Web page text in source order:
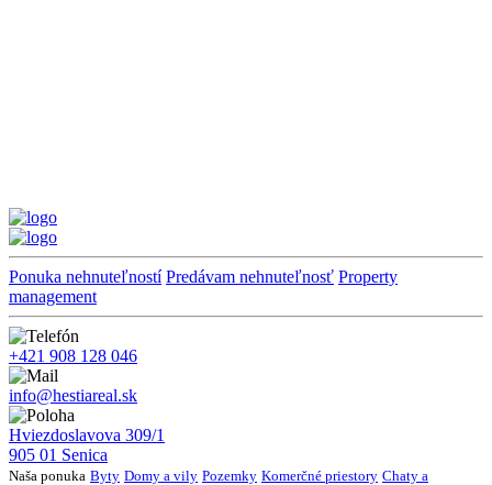
Ponuka nehnuteľností Predávam nehnuteľnosť Property
management
+421 908 128 046
info@hestiareal.sk
Hviezdoslavova 309/1
905 01 Senica
Naša ponuka Byty Domy a vily Pozemky Komerčné priestory Chaty a